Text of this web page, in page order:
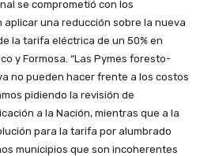
se comprometió con los
aplicar una reducción sobre la nueva
la tarifa eléctrica de un 50% en
y Formosa. “Las Pymes foresto-
no pueden hacer frente a los costos
pidiendo la revisión de
a la Nación, mientras que a la
para la tarifa por alumbrado
municipios que son incoherentes